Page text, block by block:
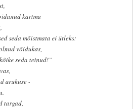
kartma
seda mõistmata ei ütleks:
võidukas,
seda teinud!”
arukuse -
targad,